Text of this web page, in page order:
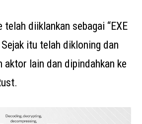
diiklankan sebagai “EXE
itu telah dikloning dan
lain dan dipindahkan ke